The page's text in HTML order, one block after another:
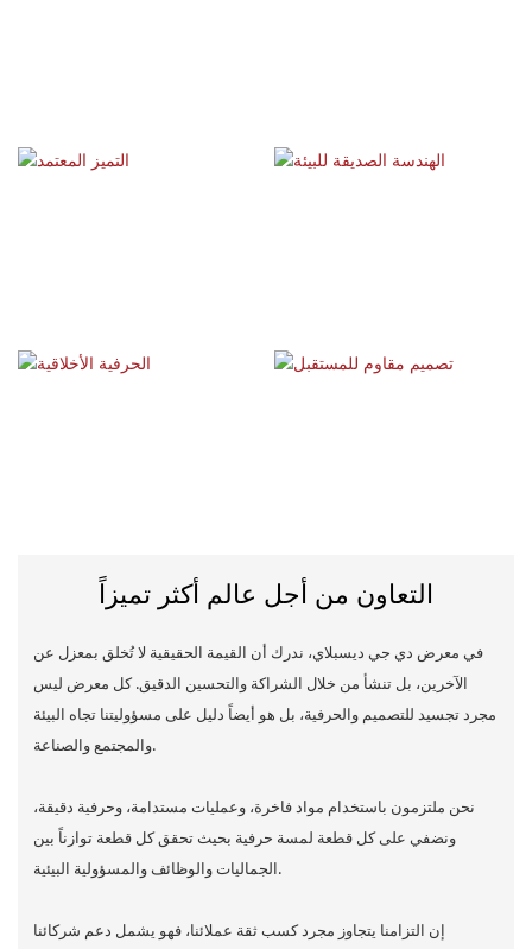
التعاون من أجل عالم أكثر تميزاً
في معرض دي جي ديسبلاي، ندرك أن القيمة الحقيقية لا تُخلق بمعزل عن
الآخرين، بل تنشأ من خلال الشراكة والتحسين الدقيق. كل معرض ليس
مجرد تجسيد للتصميم والحرفية، بل هو أيضاً دليل على مسؤوليتنا تجاه البيئة
والمجتمع والصناعة.
نحن ملتزمون باستخدام مواد فاخرة، وعمليات مستدامة، وحرفية دقيقة،
ونضفي على كل قطعة لمسة حرفية بحيث تحقق كل قطعة توازناً بين
الجماليات والوظائف والمسؤولية البيئية.
إن التزامنا يتجاوز مجرد كسب ثقة عملائنا، فهو يشمل دعم شركائنا